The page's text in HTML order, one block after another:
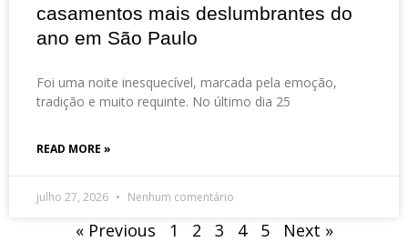
casamentos mais deslumbrantes do
ano em São Paulo
Foi uma noite inesquecível, marcada pela emoção,
tradição e muito requinte. No último dia 25
READ MORE »
julho 27, 2026 Nenhum comentário
« Previous 1 2 3 4 5 Next »